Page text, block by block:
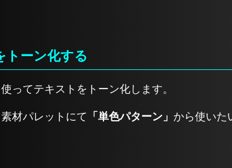
トーン化する
ってテキストをトーン化します。
材パレットにて 「単色パターン」 から使いた